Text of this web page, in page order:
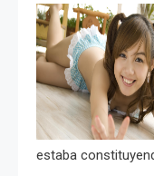
estaba